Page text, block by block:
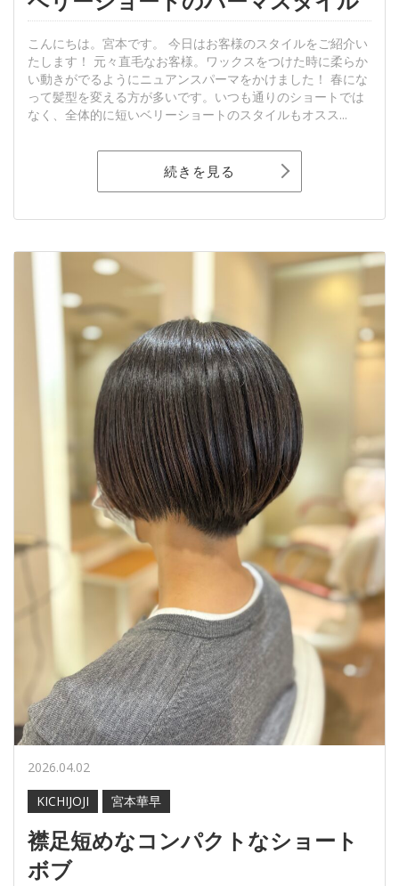
こんにちは。宮本です。 今日はお客様のスタイルをご紹介い
たします！ 元々直毛なお客様。ワックスをつけた時に柔らか
い動きがでるようにニュアンスパーマをかけました！ 春にな
って髪型を変える方が多いです。いつも通りのショートでは
なく、全体的に短いベリーショートのスタイルもオスス...
続きを見る
2026.04.02
KICHIJOJI
宮本華早
襟足短めなコンパクトなショート
ボブ